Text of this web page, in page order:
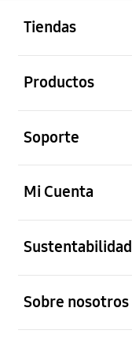
Tiendas
Productos
Soporte
Mi Cuenta
Sustentabilidad
Sobre nosotros